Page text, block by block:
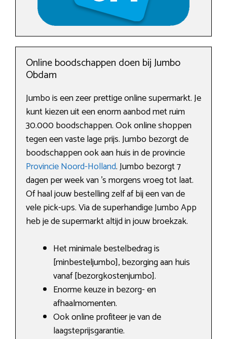
Online boodschappen doen bij Jumbo
Obdam
Jumbo is een zeer prettige online supermarkt. Je
kunt kiezen uit een enorm aanbod met ruim
30.000 boodschappen. Ook online shoppen
tegen een vaste lage prijs. Jumbo bezorgt de
boodschappen ook aan huis in de provincie
Provincie Noord-Holland. Jumbo bezorgt 7
dagen per week van ’s morgens vroeg tot laat.
Of haal jouw bestelling zelf af bij een van de
vele pick-ups. Via de superhandige Jumbo App
heb je de supermarkt altijd in jouw broekzak.
Het minimale bestelbedrag is
[minbesteljumbo], bezorging aan huis
vanaf [bezorgkostenjumbo].
Enorme keuze in bezorg- en
afhaalmomenten.
Ook online profiteer je van de
laagsteprijsgarantie.